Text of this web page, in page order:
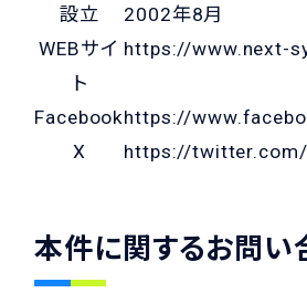
設立
2002年8月
WEBサイ
ト
https://www.next-
Facebookhttps://
X
https://twitter.com/
本件に関するお問い